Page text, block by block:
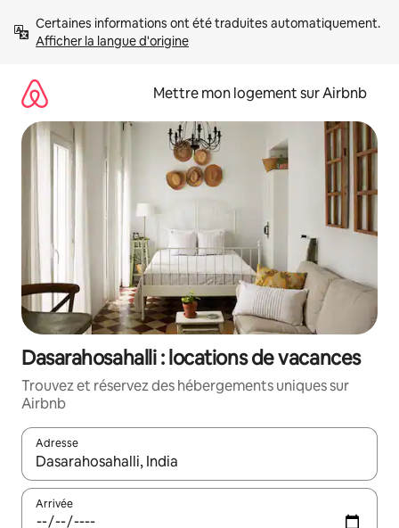
directement
Afficher la langue d'origine
Mettre mon logement sur Airbnb
Dasarahosahalli : locations de vacances
Trouvez et réservez des hébergements uniques sur
Airbnb
Adresse
Lorsque les résultats s'affichent, utilisez les flèches vers le
Arrivée